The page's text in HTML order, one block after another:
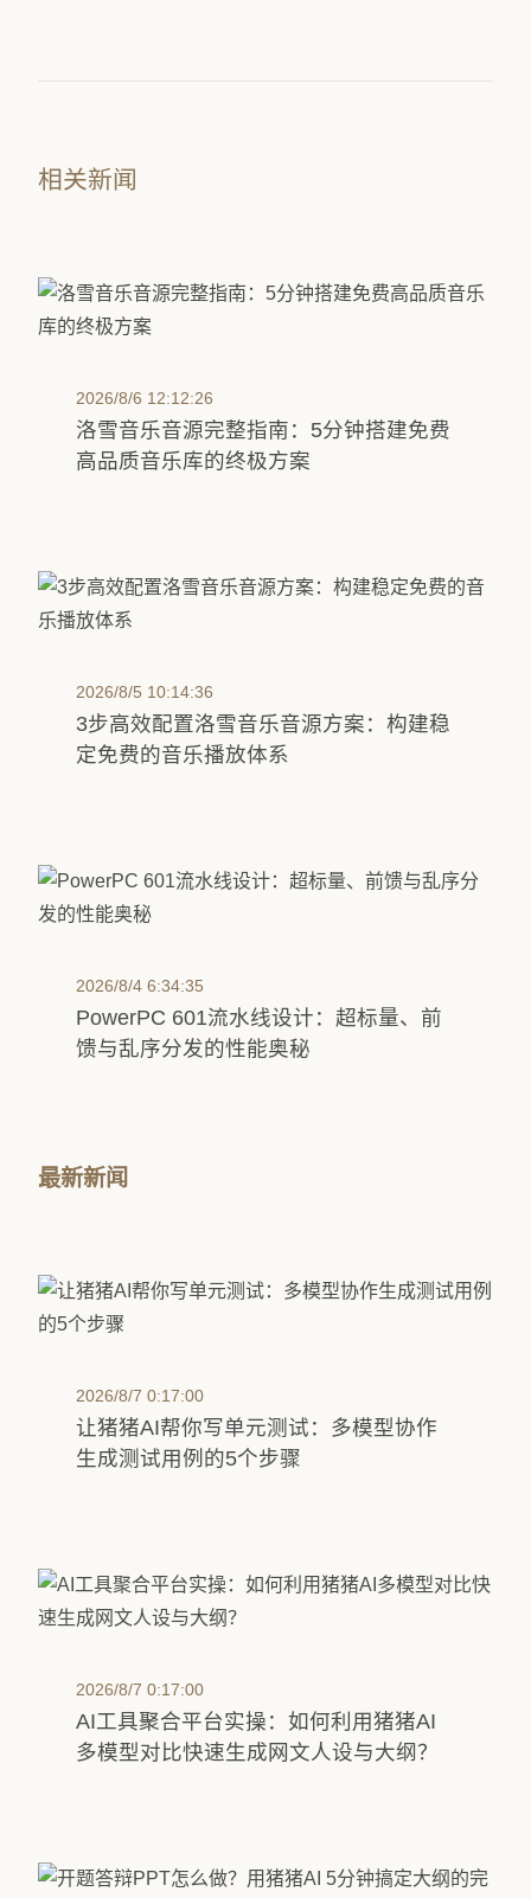
相关新闻
2026/8/6 12:12:26
洛雪音乐音源完整指南：5分钟搭建免费
高品质音乐库的终极方案
2026/8/5 10:14:36
3步高效配置洛雪音乐音源方案：构建稳
定免费的音乐播放体系
2026/8/4 6:34:35
PowerPC 601流水线设计：超标量、前
馈与乱序分发的性能奥秘
最新新闻
2026/8/7 0:17:00
让猪猪AI帮你写单元测试：多模型协作
生成测试用例的5个步骤
2026/8/7 0:17:00
AI工具聚合平台实操：如何利用猪猪AI
多模型对比快速生成网文人设与大纲？